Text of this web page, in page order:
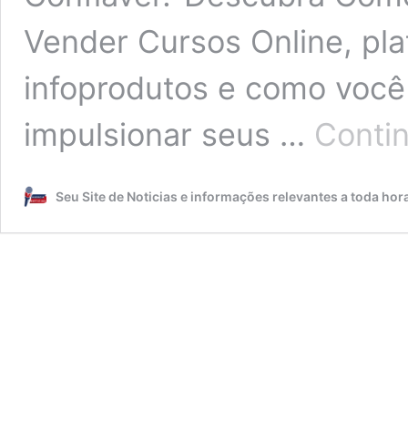
Vender Cursos Online,
infoprodutos e como
impulsionar seus …
Seu Site de Noticias e informações relevantes a toda